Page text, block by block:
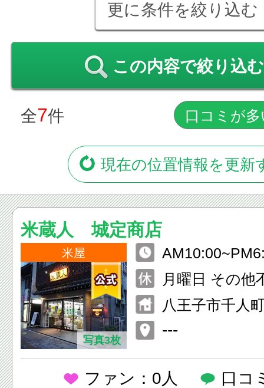
更に条件を絞り込む
この内容で絞り込む
全7件
現在の位置情報を更新
米蔵人 城定商店
米屋
写真3枚
月曜日 その他
八王子市千人
---
ファン：0人 口コ